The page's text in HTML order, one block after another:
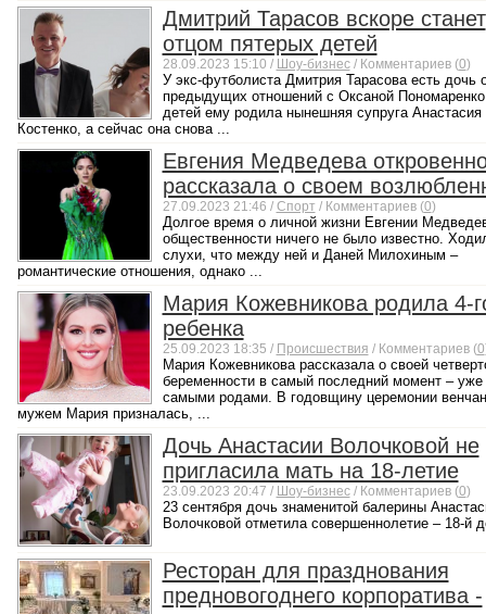
Дмитрий Тарасов вскоре станет
отцом пятерых детей
28.09.2023 15:10 / Шоу-бизнес/ Комментариев (0)
У экс-футболиста Дмитрия Тарасова есть дочь
предыдущих отношений с Оксаной
детей ему родила нынешняя супруга Анастасия
Костенко, а сейчас она снова ...
Евгения Медведева
рассказала о своем
27.09.2023 21:46 / Спорт / Комментариев (0)
Долгое время о личной жизни Евгении
общественности ничего не было известно.
слухи, что между ней и Даней Милохиным –
романтические отношения, однако ...
Мария Кожевникова родила 4-
ребенка
25.09.2023 18:35 / Происшествия / Комментариев (0
Мария Кожевникова рассказала о своей
беременности в самый последний момент – уже
самыми родами. В годовщину церемонии
мужем Мария призналась, ...
Дочь Анастасии Волочковой не
пригласила мать на 18-летие
23.09.2023 20:47 / Шоу-бизнес/ Комментариев (0)
23 сентября дочь знаменитой балерины
Волочковой отметила совершеннолетие – 18-й
Ресторан для празднования
предновогоднего корпоратива -